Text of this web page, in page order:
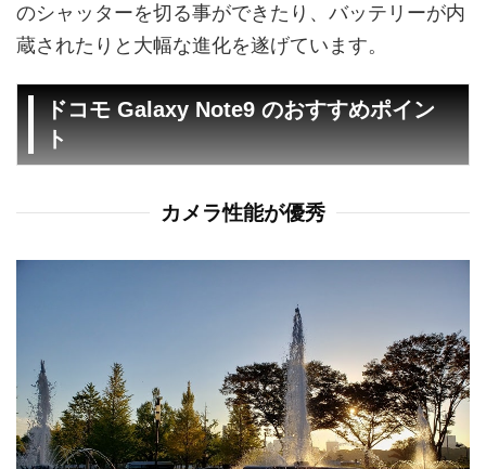
のシャッターを切る事ができたり、バッテリーが内
蔵されたりと大幅な進化を遂げています。
ドコモ Galaxy Note9 のおすすめポイン
ト
カメラ性能が優秀